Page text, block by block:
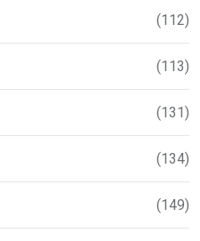
(112)
(113)
(131)
(134)
(149)